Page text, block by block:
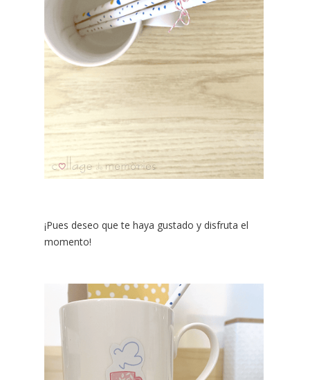
¡Pues deseo que te haya gustado y disfruta el
momento!